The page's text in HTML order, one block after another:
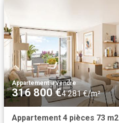
Appartement·à vendre
316 800 €4 281 €/m²
Appartement 4 pièces 73 m2